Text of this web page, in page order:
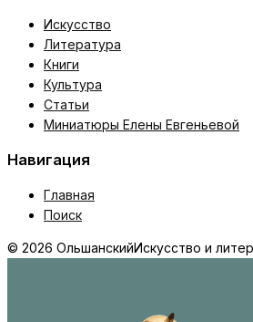
Искусство
Литература
Книги
Культура
Статьи
Миниатюры Елены Евгеньевой
Навигация
Главная
Поиск
© 2026 ОльшанскийИскусство и